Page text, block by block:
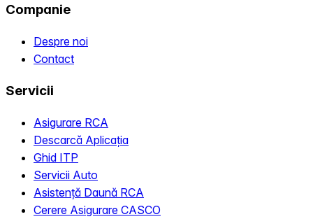
Companie
Despre noi
Contact
Servicii
Asigurare RCA
Descarcă Aplicația
Ghid ITP
Servicii Auto
Asistență Daună RCA
Cerere Asigurare CASCO